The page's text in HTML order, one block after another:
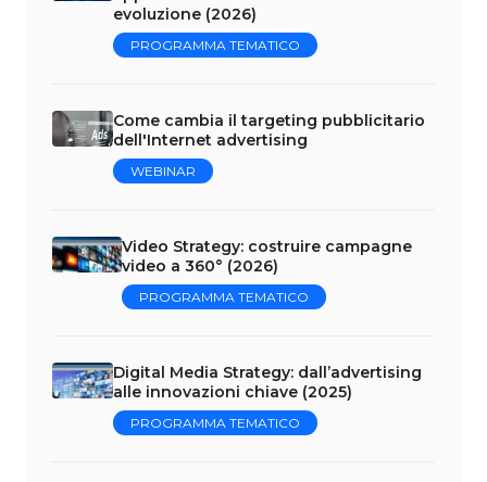
evoluzione (2026)
PROGRAMMA TEMATICO
Come cambia il targeting pubblicitario
dell'Internet advertising
WEBINAR
Video Strategy: costruire campagne
video a 360° (2026)
PROGRAMMA TEMATICO
Digital Media Strategy: dall’advertising
alle innovazioni chiave (2025)
PROGRAMMA TEMATICO